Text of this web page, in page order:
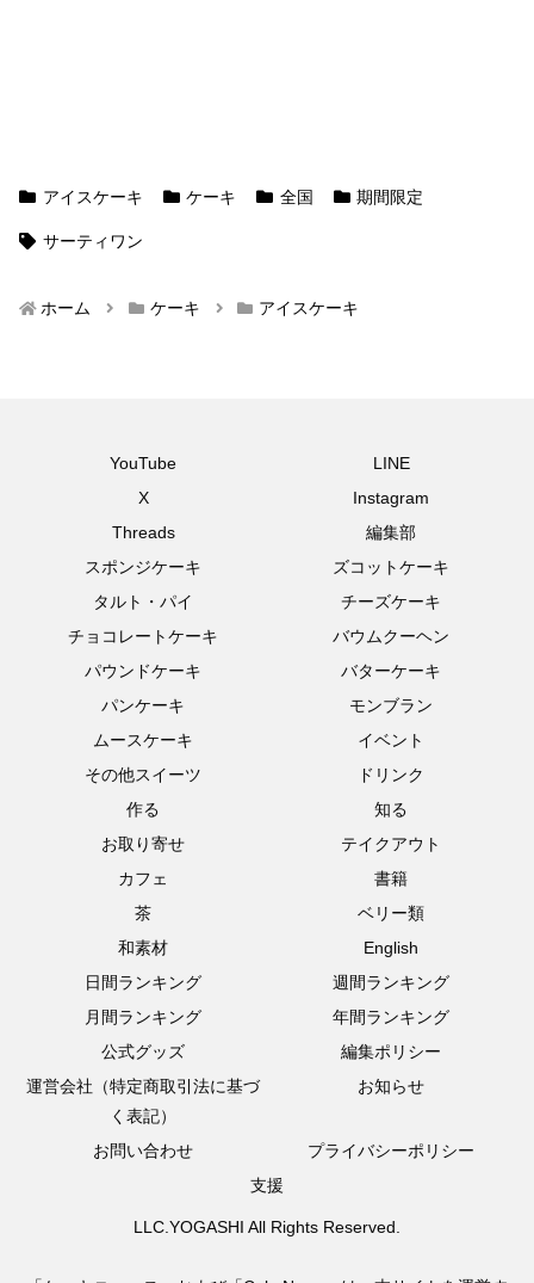
アイスケーキ ケーキ 全国 期間限定
サーティワン
ホーム ケーキ アイスケーキ
YouTube
LINE
X
Instagram
Threads
編集部
スポンジケーキ
ズコットケーキ
タルト・パイ
チーズケーキ
チョコレートケーキ
バウムクーヘン
パウンドケーキ
バターケーキ
パンケーキ
モンブラン
ムースケーキ
イベント
その他スイーツ
ドリンク
作る
知る
お取り寄せ
テイクアウト
カフェ
書籍
茶
ベリー類
和素材
English
日間ランキング
週間ランキング
月間ランキング
年間ランキング
公式グッズ
編集ポリシー
運営会社（特定商取引法に基づ
く表記）
お知らせ
お問い合わせ
プライバシーポリシー
支援
LLC.YOGASHI All Rights Reserved.